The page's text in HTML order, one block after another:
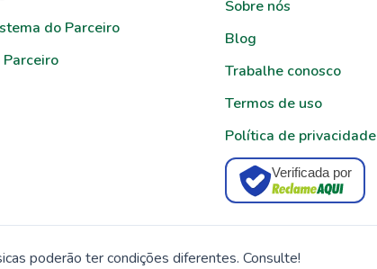
do Parceiro
Parceiro
Sobre nós
Blog
Trabalhe conosco
Termos de uso
Política de privacidade
Verificada por
poderão ter condições diferentes. Consulte!